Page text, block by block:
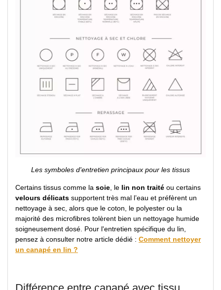
Les symboles d'entretien principaux pour les tissus
Certains tissus comme la soie , le lin non traité ou certains
velours délicats supportent très mal l’eau et préfèrent un
nettoyage à sec, alors que le coton, le polyester ou la
majorité des microfibres tolèrent bien un nettoyage humide
soigneusement dosé. Pour l'entretien spécifique du lin,
pensez à consulter notre article dédié : Comment nettoyer
un canapé en lin ?